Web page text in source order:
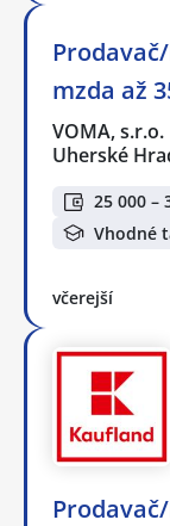
mzda až
VOMA, s.r.o.
Uherské
25 000 –
Vhodné
včerejší